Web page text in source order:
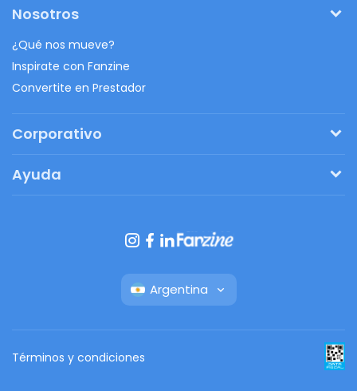
Nosotros
¿Qué nos mueve?
Inspirate con Fanzine
Convertite en Prestador
Corporativo
Regalos originales
Ayuda
Botón de arrepentimiento
Argentina
Términos y condiciones